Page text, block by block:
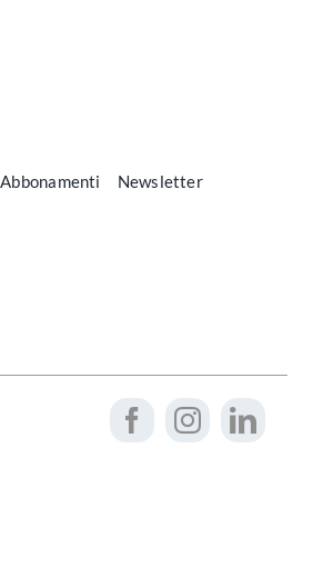
Abbonamenti Newsletter